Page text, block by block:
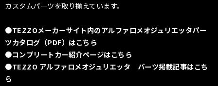
カスタムパーツを取り揃えています。
●TEZZOメーカーサイト内のアルファロメオジュリエッタパー
ツカタログ（PDF）はこちら
●コンプリートカー紹介ページはこちら
●TEZZO アルファロメオジュリエッタ パーツ掲載記事はこち
ら